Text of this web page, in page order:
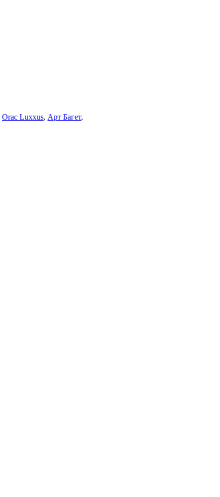
Orac Luxxus, Арт Багет,